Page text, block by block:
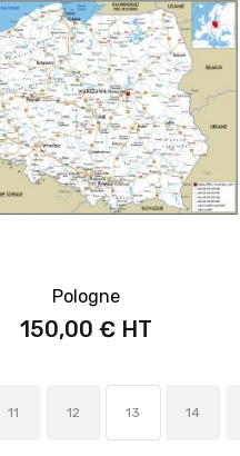
Pologne
150,00 €
11 12 13 14